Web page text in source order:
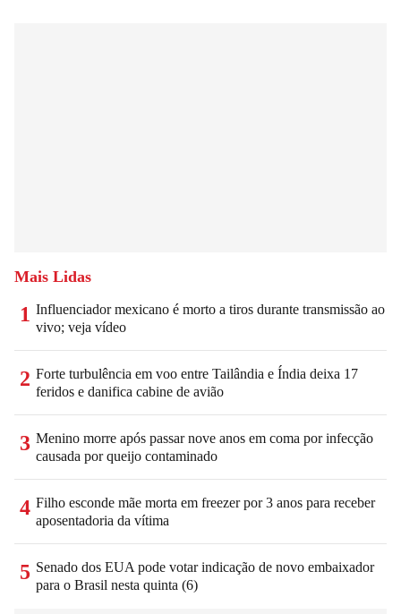
Mais Lidas
1 Influenciador mexicano é morto a tiros durante transmissão ao
vivo; veja vídeo
2 Forte turbulência em voo entre Tailândia e Índia deixa 17
feridos e danifica cabine de avião
3 Menino morre após passar nove anos em coma por infecção
causada por queijo contaminado
4 Filho esconde mãe morta em freezer por 3 anos para receber
aposentadoria da vítima
5 Senado dos EUA pode votar indicação de novo embaixador
para o Brasil nesta quinta (6)